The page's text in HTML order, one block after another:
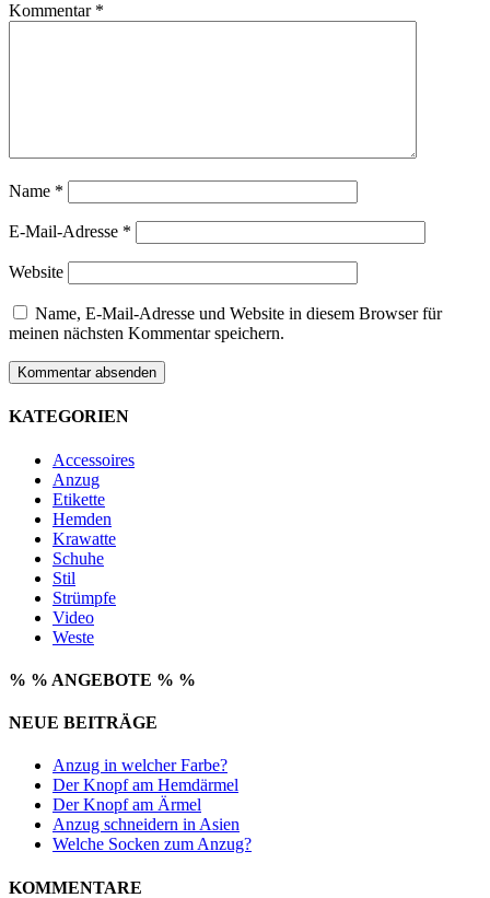
Kommentar *
Name *
E-Mail-Adresse *
Website
Name, E-Mail-Adresse und Website in diesem Browser für
meinen nächsten Kommentar speichern.
KATEGORIEN
Accessoires
Anzug
Etikette
Hemden
Krawatte
Schuhe
Stil
Strümpfe
Video
Weste
% % ANGEBOTE % %
NEUE BEITRÄGE
Anzug in welcher Farbe?
Der Knopf am Hemdärmel
Der Knopf am Ärmel
Anzug schneidern in Asien
Welche Socken zum Anzug?
KOMMENTARE